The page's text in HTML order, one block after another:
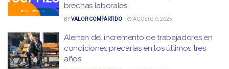
brechas laborales
BYVALOR COMPARTIDO AGOSTO 9, 2025
Alertan del incremento de trabajadores en
condiciones precarias en los últimos tres
años